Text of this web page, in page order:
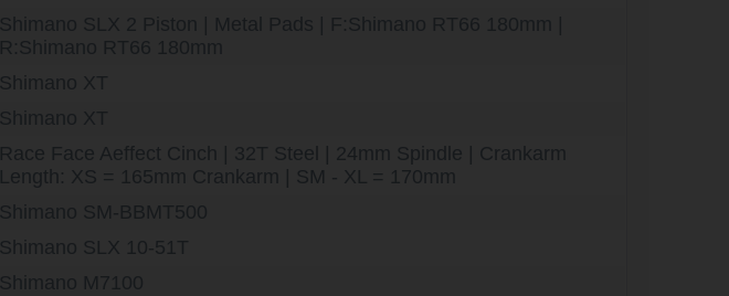
Shimano XT
Race Face Aeffect Cinch | 32T Steel | 24mm Spindle | Crankarm
Length: XS = 165mm Crankarm | SM - XL = 170mm
Shimano SLX 10-51T